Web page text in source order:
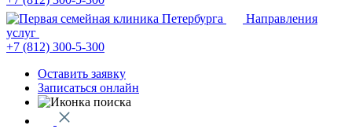
Направления
услуг
+7 (812) 300-5-300
Оставить заявку
Записаться онлайн